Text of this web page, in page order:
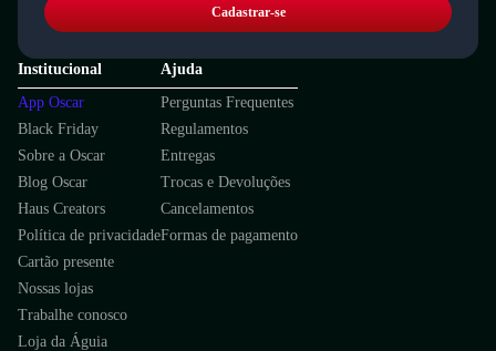
Cadastrar-se
Institucional
App Oscar
Black Friday
Sobre a Oscar
Blog Oscar
Haus Creators
Política de privacidade
Cartão presente
Nossas lojas
Trabalhe conosco
Loja da Águia
Ajuda
Perguntas Frequentes
Regulamentos
Entregas
Trocas e Devoluções
Cancelamentos
Formas de pagamento